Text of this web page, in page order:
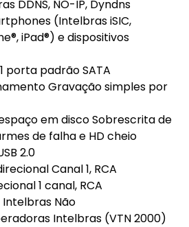
DDNS, NO-IP, Dyndns
(Intelbras iSIC,
iPad®) e dispositivos
porta padrão SATA
Gravação simples por
em disco Sobrescrita de
de falha e HD cheio
2.0
Canal 1, RCA
1 canal, RCA
Não
Intelbras (VTN 2000)